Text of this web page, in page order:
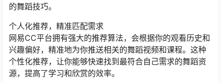
的舞蹈技巧。
个人化推荐，精准匹配需求
网易CC平台拥有强大的推荐算法，会根据你的观看历史和
兴趣偏好，精准地为你推送相关的舞蹈视频和课程。这种
个性化推荐，让你能够快速找到最符合自己需求的舞蹈资
源，提高了学习和欣赏的效率。